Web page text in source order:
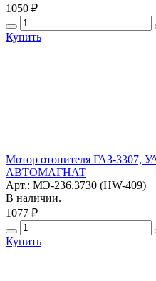
1050 ₽
Купить
Мотор отопителя ГАЗ-3307,
АВТОМАГНАТ
Арт.: МЭ-236.3730 (HW-409)
В наличии.
1077 ₽
Купить